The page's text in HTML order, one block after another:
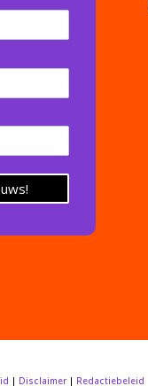
| Disclaimer| Redactiebeleid